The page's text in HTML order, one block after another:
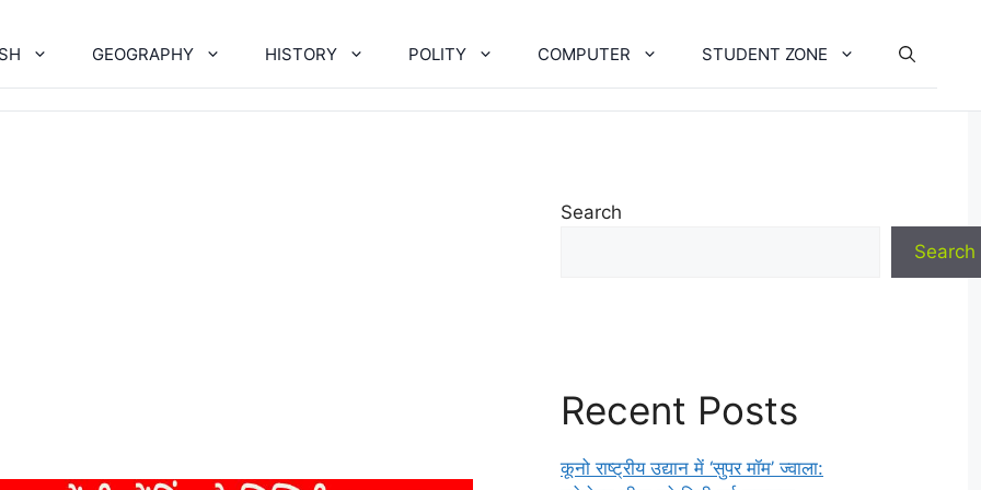
GEOGRAPHY HISTORY POLITY COMPUTER STUDENT ZONE
Search
Search
Recent Posts
कूनो राष्ट्रीय उद्यान में ‘सुपर मॉम’ ज्वाला: